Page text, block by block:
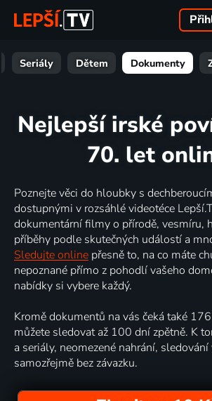
Seriály Dětem Dokumenty
Nejlepší irské
70. let
Poznejte věci do hloubky s
dostupnými v rozsáhlé videotéce
dokumentární filmy o přírodě, vesmíru,
příběhy podle skutečných událostí a
Sledujte online přesně to, na co máte
nepoznané přímo z pohodlí vašeho
nabídky si vybere každý.
Kromě dokumentů na vás čeká také
můžete sledovat až 100 dní zpětně. K
a seriály, neomezené nahrání, sledování
samozřejmě bez závazku.